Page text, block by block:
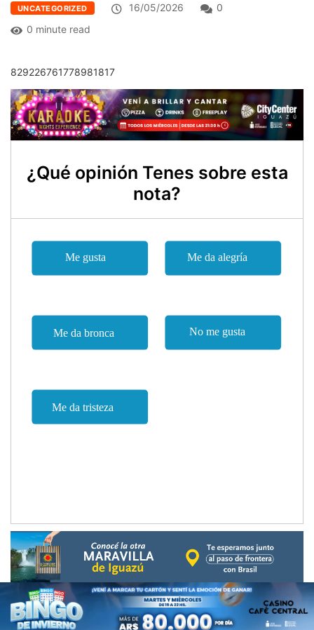
UNCATEGORIZED 16/05/2026
0
0 minute read
829226761778981817
¿Qué opinión Tenes sobre esta
nota?